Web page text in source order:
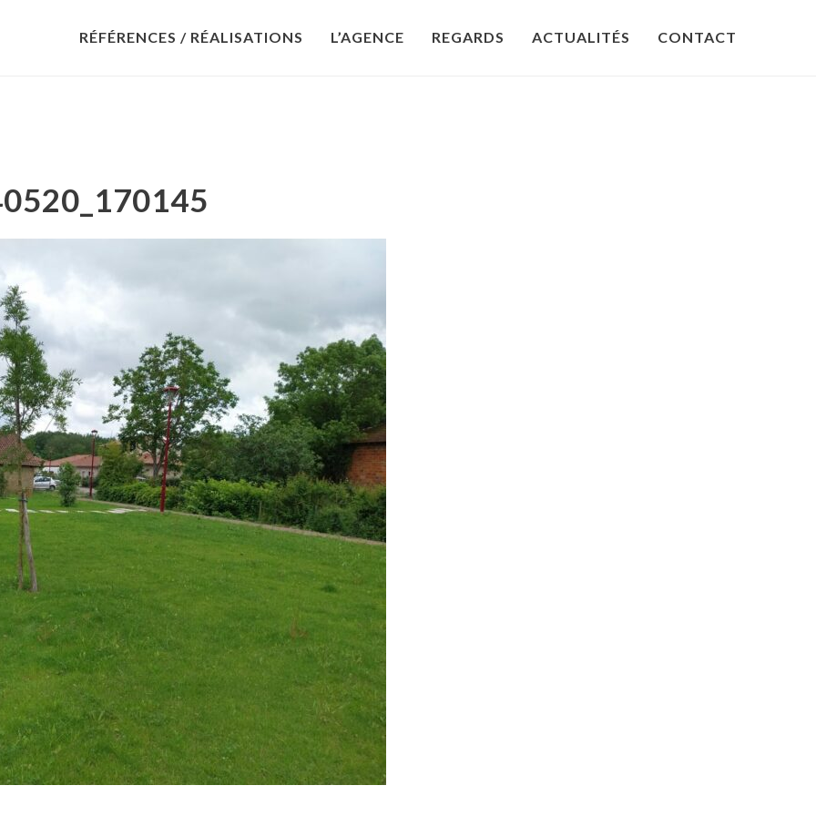
RÉFÉRENCES / RÉALISATIONS L’AGENCE REGARDS ACTUALITÉS CONTACT